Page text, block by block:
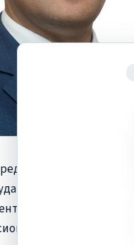
Комитета
политике,
праздником.